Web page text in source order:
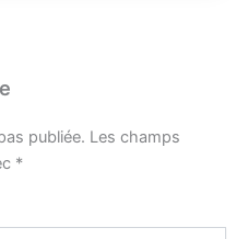
publiée. Les champs
*